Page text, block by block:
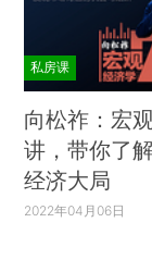
私房课
向松祚：宏
讲，带你了
经济大局
2022年04月06日